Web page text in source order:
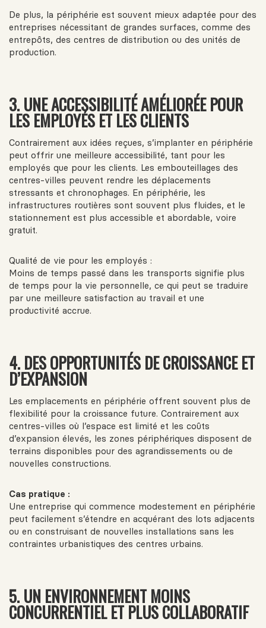
De plus, la périphérie est souvent mieux adaptée pour des
entreprises nécessitant de grandes surfaces, comme des
entrepôts, des centres de distribution ou des unités de
production.
3. UNE ACCESSIBILITÉ AMÉLIORÉE POUR
LES EMPLOYÉS ET LES CLIENTS
Contrairement aux idées reçues, s’implanter en périphérie
peut offrir une meilleure accessibilité, tant pour les
employés que pour les clients. Les embouteillages des
centres-villes peuvent rendre les déplacements
stressants et chronophages. En périphérie, les
infrastructures routières sont souvent plus fluides, et le
stationnement est plus accessible et abordable, voire
gratuit.
Qualité de vie pour les employés :
Moins de temps passé dans les transports signifie plus
de temps pour la vie personnelle, ce qui peut se traduire
par une meilleure satisfaction au travail et une
productivité accrue.
4. DES OPPORTUNITÉS DE CROISSANCE ET
D’EXPANSION
Les emplacements en périphérie offrent souvent plus de
flexibilité pour la croissance future. Contrairement aux
centres-villes où l’espace est limité et les coûts
d’expansion élevés, les zones périphériques disposent de
terrains disponibles pour des agrandissements ou de
nouvelles constructions.
Cas pratique :
Une entreprise qui commence modestement en périphérie
peut facilement s’étendre en acquérant des lots adjacents
ou en construisant de nouvelles installations sans les
contraintes urbanistiques des centres urbains.
5. UN ENVIRONNEMENT MOINS
CONCURRENTIEL ET PLUS COLLABORATIF